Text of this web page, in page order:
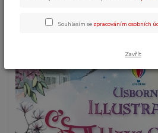
Souhlasím se zpracováním osobních
Zavřít